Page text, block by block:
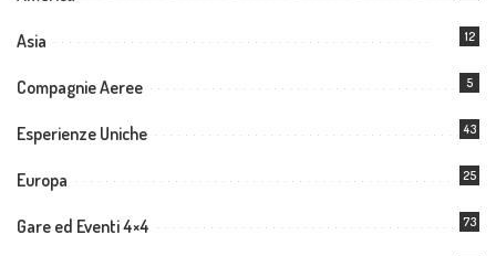
Asia 12
Compagnie Aeree 5
Esperienze Uniche 43
Europa 25
Gare ed Eventi 4×4 73